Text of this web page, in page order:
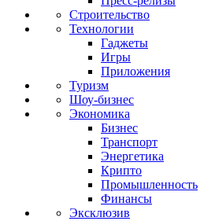
Строительство
Технологии
Гаджеты
Игры
Приложения
Туризм
Шоу-бизнес
Экономика
Бизнес
Транспорт
Энергетика
Крипто
Промышленность
Финансы
Эксклюзив